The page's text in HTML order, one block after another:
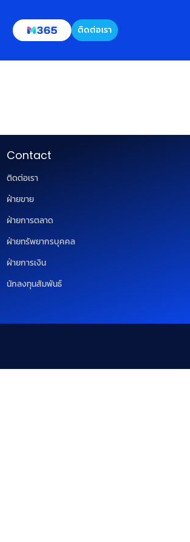
ติดต่อเรา
Contact
ติดต่อเรา
ฝ่ายขาย
ฝ่ายการตลาด
ฝ่ายทรัพยากรบุคคล
ฝ่ายการเงิน
นักลงทุนสัมพันธ์